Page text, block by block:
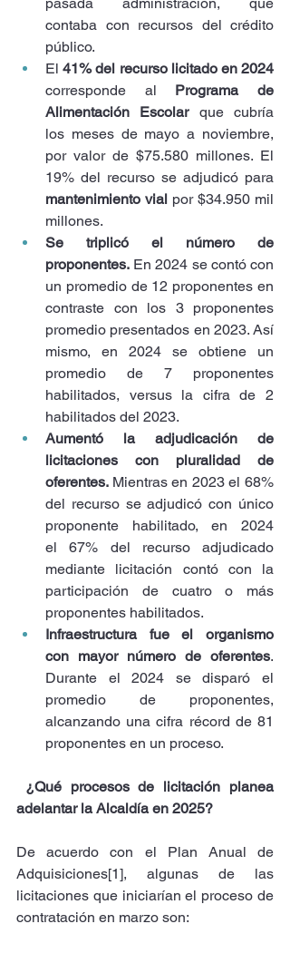
contaba con recursos del crédito
público.
El
corresponde al Programa de
Alimentación Escolar que cubría
los meses de mayo a noviembre,
por valor de $75.580 millones. El
mantenimiento vial por $34.950 mil
millones.
Se triplicó el número de
proponentes. En 2024 se contó con
un promedio de 12 proponentes en
contraste con los 3 proponentes
promedio presentados en 2023. Así
mismo, en 2024 se obtiene un
promedio de 7 proponentes
habilitados, versus la cifra de 2
habilitados del 2023.
Aumentó la adjudicación de
licitaciones con pluralidad de
oferentes. Mientras en 2023 el 68%
del recurso se adjudicó con único
proponente habilitado, en 2024
el
67% del recurso adjudicado
mediante licitación contó con la
participación de cuatro o más
proponentes habilitados.
Infraestructura fue el organismo
con mayor número de oferentes.
Durante el 2024 se disparó el
promedio de proponentes,
alcanzando una cifra récord de 81
proponentes en un proceso.
¿Qué procesos de licitación planea
adelantar la Alcaldía en 2025?
De acuerdo con el Plan Anual de
Adquisiciones[1], algunas de las
licitaciones que iniciarían el proceso de
contratación en marzo son: